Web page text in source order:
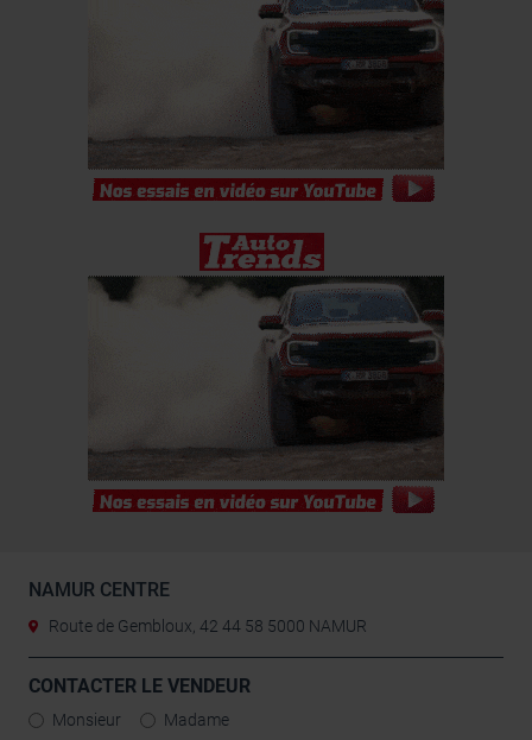
NAMUR CENTRE
Route de Gembloux, 42 44 58 5000 NAMUR
CONTACTER LE VENDEUR
Monsieur Madame